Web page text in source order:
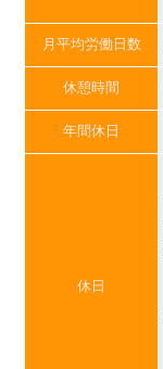
月平均労働日数
休憩時間
年間休日
休日